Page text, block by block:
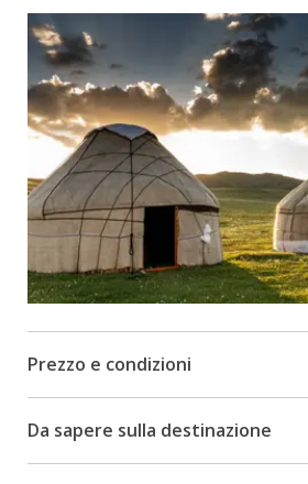
Prezzo e condizioni
Da sapere sulla destinazione